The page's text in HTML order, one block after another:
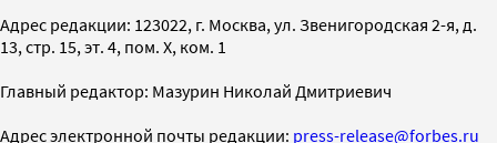
Адрес редакции: 123022, г. Москва, ул. Звенигородская 2-я, д.
13, стр. 15, эт. 4, пом. X, ком. 1
Главный редактор: Мазурин Николай Дмитриевич
Адрес электронной почты редакции: press-release@forbes.ru